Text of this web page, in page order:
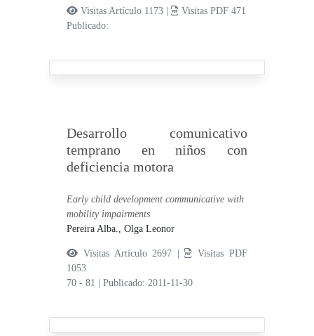
Visitas Artículo 1173 |
Visitas PDF 471
Publicado:
Desarrollo comunicativo
temprano en niños con
deficiencia motora
Early child development communicative with
mobility impairments
Pereira Alba., Olga Leonor
Visitas Artículo 2697 |
Visitas PDF
1053
70 - 81
|Publicado: 2011-11-30